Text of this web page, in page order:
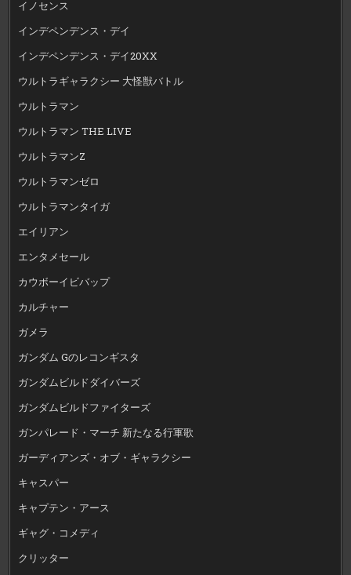
イノセンス
インデペンデンス・デイ
インデペンデンス・デイ20XX
ウルトラギャラクシー 大怪獣バトル
ウルトラマン
ウルトラマン THE LIVE
ウルトラマンZ
ウルトラマンゼロ
ウルトラマンタイガ
エイリアン
エンタメセール
カウボーイビバップ
カルチャー
ガメラ
ガンダム Gのレコンギスタ
ガンダムビルドダイバーズ
ガンダムビルドファイターズ
ガンパレード・マーチ 新たなる行軍歌
ガーディアンズ・オブ・ギャラクシー
キャスパー
キャプテン・アース
ギャグ・コメディ
クリッター